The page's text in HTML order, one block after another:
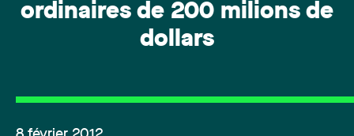
ordinaires de 200 milions de
dollars